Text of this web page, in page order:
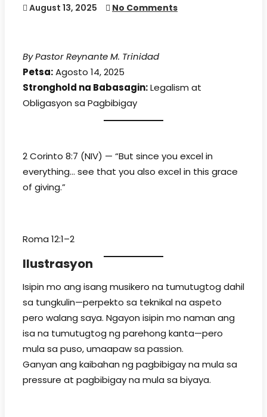
August 13, 2025 No Comments
By Pastor Reynante M. Trinidad
Petsa:Agosto 14, 2025
Stronghold na Babasagin:Legalism at
Obligasyon sa Pagbibigay
2 Corinto 8:7 (NIV) — “But since you excel in
everything… see that you also excel in this grace
of giving.”
Roma 12:1–2
Ilustrasyon
Isipin mo ang isang musikero na tumutugtog dahil
sa tungkulin—perpekto sa teknikal na aspeto
pero walang saya. Ngayon isipin mo naman ang
isa na tumutugtog ng parehong kanta—pero
mula sa puso, umaapaw sa passion.
Ganyan ang kaibahan ng pagbibigay na mula sa
pressure at pagbibigay na mula sa biyaya.